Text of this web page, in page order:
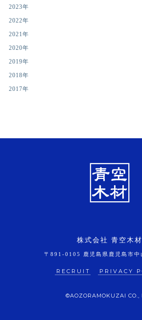
2023年
2022年
2021年
2020年
2019年
2018年
2017年
株式会社 青空木材
〒891-0105 鹿児島県鹿児島市中
RECRUIT PRIVACY
©AOZORAMOKUZAI CO.,